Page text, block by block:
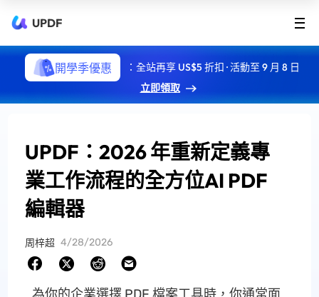
UPDF
開學季優惠
：全站再享 US$5 折扣 · 活動至 9 月 8 日
立即領取
UPDF：2026 年重新定義專
業工作流程的全方位AI PDF
編輯器
周梓超 4/28/2026